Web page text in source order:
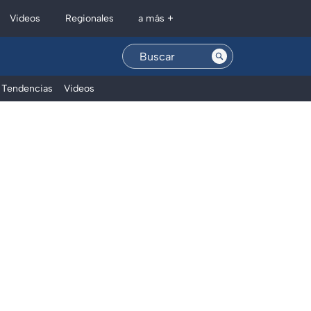
Videos Regionales a más +
Tendencias Videos